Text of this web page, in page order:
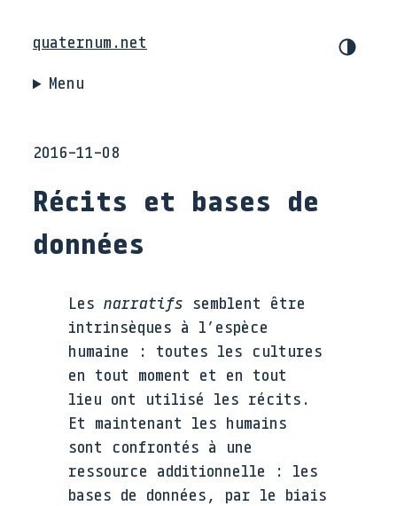
quaternum.net
Menu
2016-11-08
Récits et bases de
données
Les narratifs semblent être
intrinsèques à l’espèce
humaine : toutes les cultures
en tout moment et en tout
lieu ont utilisé les récits.
Et maintenant les humains
sont confrontés à une
ressource additionnelle : les
bases de données, par le biais